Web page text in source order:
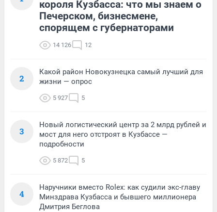
короля Кузбасса: что мы знаем о
Печерском, бизнесмене,
спорящем с губернаторами
14 126 12
2
Какой район Новокузнецка самый лучший для
жизни — опрос
5 927 5
3
Новый логистический центр за 2 млрд рублей и
мост для него отстроят в Кузбассе —
подробности
5 872 5
4
Наручники вместо Rolex: как судили экс-главу
Минздрава Кузбасса и бывшего миллионера
Дмитрия Беглова